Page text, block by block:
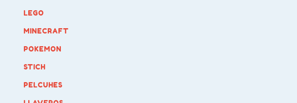
LEGO
MINECRAFT
POKEMON
STICH
PELCUHES